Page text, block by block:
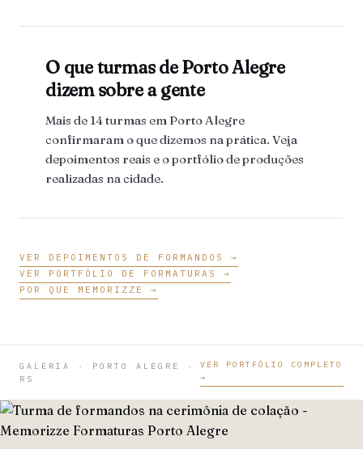
O que turmas de Porto Alegre
dizem sobre a gente
Mais de 14 turmas em Porto Alegre
confirmaram o que dizemos na prática. Veja
depoimentos reais e o portfólio de produções
realizadas na cidade.
VER DEPOIMENTOS DE FORMANDOS →
VER PORTFÓLIO DE FORMATURAS →
POR QUE MEMORIZZE →
GALERIA · PORTO ALEGRE ·
RS
VER PORTFÓLIO COMPLETO
→